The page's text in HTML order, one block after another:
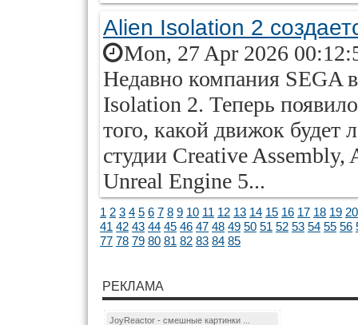
Alien Isolation 2
Mon, 27 Apr 2026
Недавно компания SEGA
Isolation 2. Теперь
того, какой движок
студии Creative Assembly,
Unreal Engine 5...
1 2 3 4 5 6 7 8 9 10 11 12 13 14 15 16 17 18 19 20
41 42 43 44 45 46 47 48 49 50 51 52 53 54 55 56
77 78 79 80 81 82 83 84 85
РЕКЛАМА
JoyReactor - смешные картинки ...